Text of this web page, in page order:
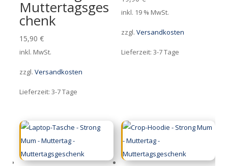
Muttertagsges
chenk
15,90 €
inkl. MwSt.
zzgl. Versandkosten
Lieferzeit: 3-7 Tage
inkl. 19 % MwSt.
zzgl.Versandkosten
Lieferzeit:3-7 Tage